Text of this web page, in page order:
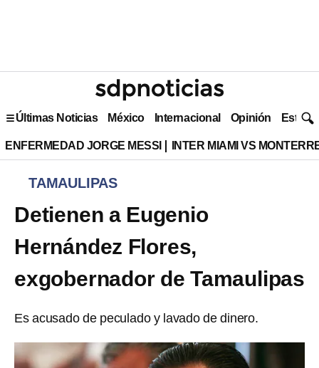
Últimas Noticias México Internacional Opinión Estilo
ENFERMEDAD JORGE MESSI INTER MIAMI VS
TAMAULIPAS
Detienen a Eugenio
Hernández Flores,
exgobernador de Tamaulipas
Es acusado de peculado y lavado de dinero.